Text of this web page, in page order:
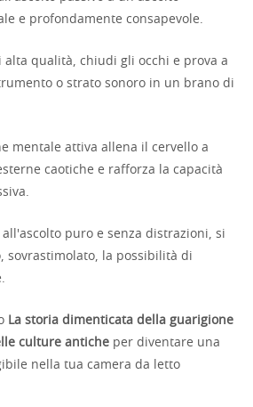
e profondamente consapevole.
alta qualità, chiudi gli occhi e prova a
o strato sonoro in un brano di
mentale attiva allena il cervello a
caotiche e rafforza la capacità
puro e senza distrazioni, si
sovrastimolato, la possibilità di
La storia dimenticata della guarigione
culture antiche per diventare una
nella tua camera da letto